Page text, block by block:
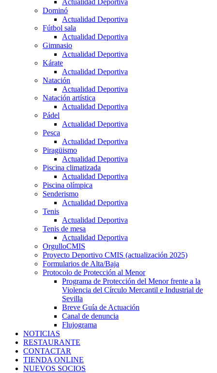
Actualidad Deportiva
Dominó
Actualidad Deportiva
Fútbol sala
Actualidad Deportiva
Gimnasio
Actualidad Deportiva
Kárate
Actualidad Deportiva
Natación
Actualidad Deportiva
Natación artística
Actualidad Deportiva
Pádel
Actualidad Deportiva
Pesca
Actualidad Deportiva
Piragüismo
Actualidad Deportiva
Piscina climatizada
Actualidad Deportiva
Piscina olímpica
Senderismo
Actualidad Deportiva
Tenis
Actualidad Deportiva
Tenis de mesa
Actualidad Deportiva
OrgulloCMIS
Proyecto Deportivo CMIS (actualización 2025)
Formularios de Alta/Baja
Protocolo de Protección al Menor
Programa de Protección del Menor frente a la
Violencia del Círculo Mercantil e Industrial de
Sevilla
Breve Guía de Actuación
Canal de denuncia
Flujograma
NOTICIAS
RESTAURANTE
CONTACTAR
TIENDA ONLINE
NUEVOS SOCIOS